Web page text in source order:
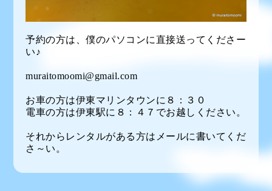
予約の方は、僕のパソコンに直接送ってくださー
い♪
muraitomoomi@gmail.com
お車の方は伊東マリンタウンに８：３０
電車の方は伊東駅に８：４７でお越しください。
それからレンタルがある方はメールに書いてくだ
さ～い。